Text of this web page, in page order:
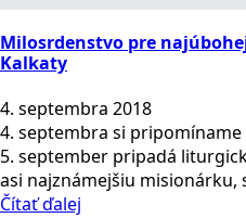
Milosrdenstvo pre
Kalkaty
4. septembra 2018
4. septembra si
5. september pripadá
asi najznámejšiu misionárku,
Čítať ďalej